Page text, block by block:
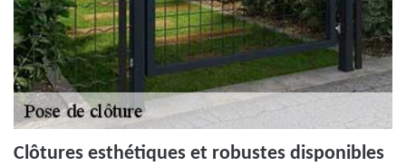
Clôtures esthétiques et robustes disponibles